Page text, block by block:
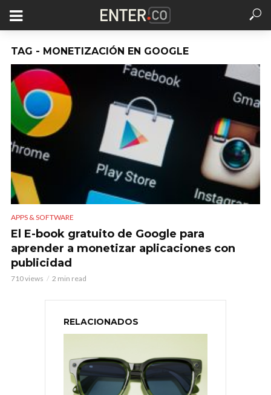
TAG - MONETIZACIÓN EN GOOGLE
APPS & SOFTWARE
El E-book gratuito de Google para
aprender a monetizar aplicaciones con
publicidad
710 views 2 min read
RELACIONADOS